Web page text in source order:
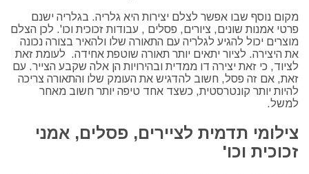
מקום נוסף שבו אפשר לצלם יצירות היא גלריה. בגלריה ישנם
פרטי אמנות שונים, ציורים, פסלים , עבודות זכוכית וכו'. לכן הצלם
מוצרים יכול להגיע לגלריה עם התאורה שלו ולהאיר בצורה נכונה
את היצירה. לציור יתאים יותר תאורה שוטפת אחידה. לעומת זאת
לציוד, כי זאת יצירה דו ממדית ובהירויות הן אלה שקבע הצייר. עם
זאת, אם זה פסל, חשוב להדגיש את העומק שלו והתאורה צריכה
להיות יותר קונטרסטית, כשצד אחד טיפה יותר חשוב מאחר
למשל.
צילומי תדמית לציירים, פסלים, אמני
זכוכית וכו'